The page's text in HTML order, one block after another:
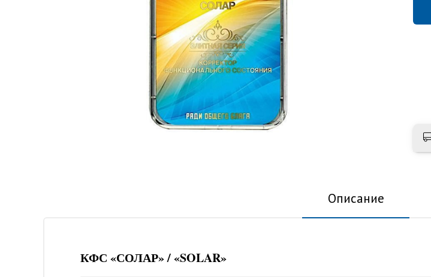
Описание
КФС «СОЛАР» / «SOLAR»